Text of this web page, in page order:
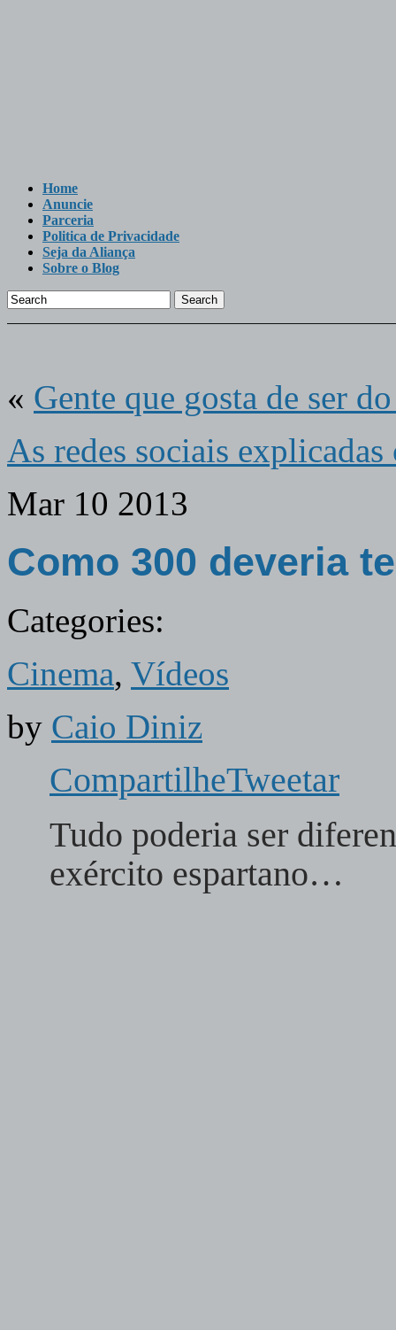
Home
Anuncie
Parceria
Politica de Privacidade
Seja da Aliança
Sobre o Blog
Search
« Gente que gosta de ser
As redes sociais explicadas
Mar 10 2013
Como 300 deveria
Categories:
Cinema, Vídeos
by Caio Diniz
CompartilheTweetar
Tudo poderia ser
exército espartano…